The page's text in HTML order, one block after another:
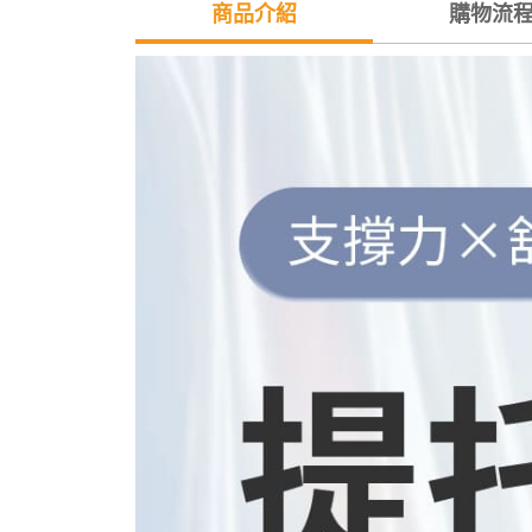
商品介紹 購物流